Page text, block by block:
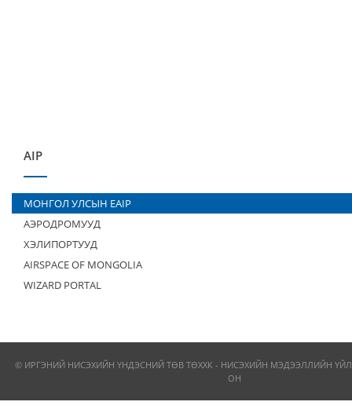
AIP
МОНГОЛ УЛСЫН EAIP
АЭРОДРОМУУД
ХЭЛИПОРТУУД
AIRSPACE OF MONGOLIA
WIZARD PORTAL
© ИРГЭНИЙ НИСЭХИЙН ҮНДЭСНИЙ ТӨВ ТӨХХК - НИСЭХИЙН МЭДЭЭЛЛИЙН
ОН